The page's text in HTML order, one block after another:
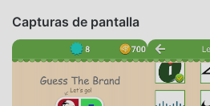
Capturas de pantalla